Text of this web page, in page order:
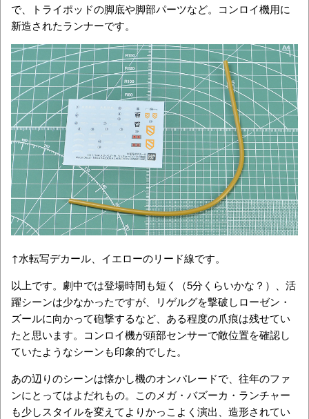
で、トライポッドの脚底や脚部パーツなど。コンロイ機用に
新造されたランナーです。
↑水転写デカール、イエローのリード線です。
以上です。劇中では登場時間も短く（5分くらいかな？）、活
躍シーンは少なかったですが、リゲルグを撃破しローゼン・
ズールに向かって砲撃するなど、ある程度の爪痕は残せてい
たと思います。コンロイ機が頭部センサーで敵位置を確認し
ていたようなシーンも印象的でした。
あの辺りのシーンは懐かし機のオンパレードで、往年のファ
ンにとってはよだれもの。このメガ・バズーカ・ランチャー
も少しスタイルを変えてよりかっこよく演出、造形されてい